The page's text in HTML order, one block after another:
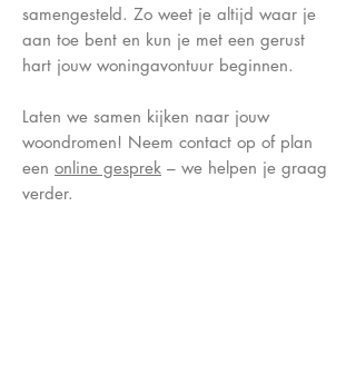
samengesteld. Zo weet je altijd waar je
aan toe bent en kun je met een gerust
hart jouw woningavontuur beginnen.
Laten we samen kijken naar jouw
woondromen! Neem contact op of plan
een online gesprek – we helpen je graag
verder.